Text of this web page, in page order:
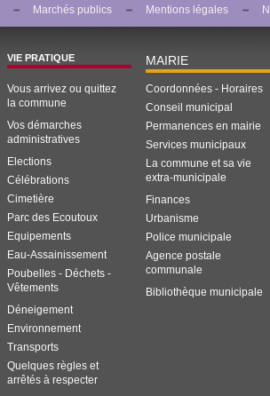
Marchés publics Mentions légales
VIE PRATIQUE
Vous arrivez ou quittez
la commune
Vos démarches
administratives
Elections
Célébrations
Cimetière
Parc des Ecoutoux
Equipements
Eau-Assainissement
Poubelles - Déchets -
Vêtements
Déneigement
Environnement
Transports
Quelques règles et
arrêtés à respecter
MAIRIE
Coordonnées - Horaires
Conseil municipal
Permanences en mairie
Services municipaux
La commune et sa vie
extra-municipale
Finances
Urbanisme
Police municipale
Agence postale
communale
Bibliothèque municipale